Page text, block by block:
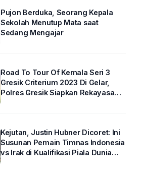
Pujon Berduka, Seorang Kepala
Sekolah Menutup Mata saat
Sedang Mengajar
Road To Tour Of Kemala Seri 3
Gresik Criterium 2023 Di Gelar,
Polres Gresik Siapkan Rekayasa
Kejutan, Justin Hubner Dicoret: Ini
Susunan Pemain Timnas Indonesia
vs Irak di Kualifikasi Piala Dunia